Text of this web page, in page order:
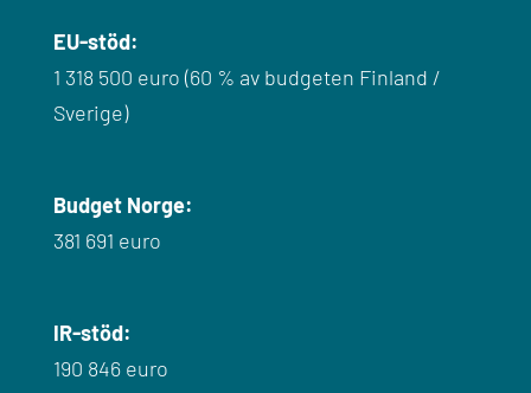
EU-stöd:
1 318 500 euro (60 % av budgeten Finland /
Sverige)
Budget Norge:
381 691 euro
IR-stöd:
190 846 euro